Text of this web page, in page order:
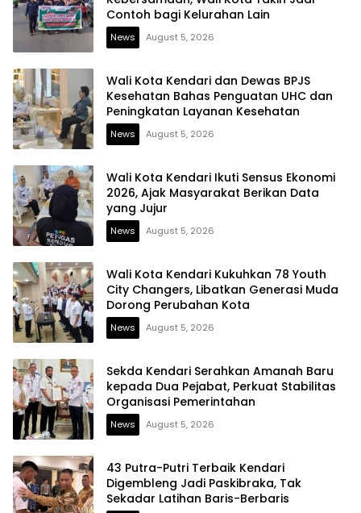
Contoh bagi Kelurahan Lain
News August 5, 2026
Wali Kota Kendari dan Dewas BPJS
Kesehatan Bahas Penguatan UHC dan
Peningkatan Layanan Kesehatan
News August 5, 2026
Wali Kota Kendari Ikuti Sensus Ekonomi
2026, Ajak Masyarakat Berikan Data
yang Jujur
News August 5, 2026
Wali Kota Kendari Kukuhkan 78 Youth
City Changers, Libatkan Generasi Muda
Dorong Perubahan Kota
News August 5, 2026
Sekda Kendari Serahkan Amanah Baru
kepada Dua Pejabat, Perkuat Stabilitas
Organisasi Pemerintahan
News August 5, 2026
43 Putra-Putri Terbaik Kendari
Digembleng Jadi Paskibraka, Tak
Sekadar Latihan Baris-Berbaris